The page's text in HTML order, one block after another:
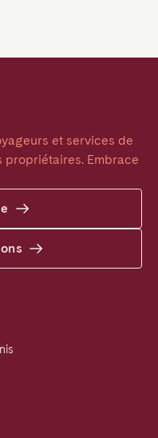
et services de
Embrace